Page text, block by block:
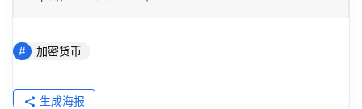
加密货币
生成海报